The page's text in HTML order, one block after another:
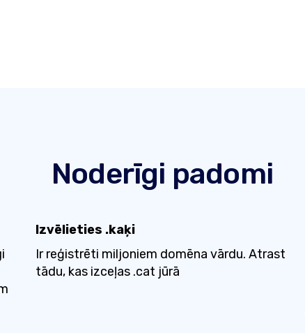
Noderīgi padomi
Izvēlieties .kaķi
Ir reģistrēti miljoniem domēna vārdu. Atrast
tādu, kas izceļas .cat jūrā